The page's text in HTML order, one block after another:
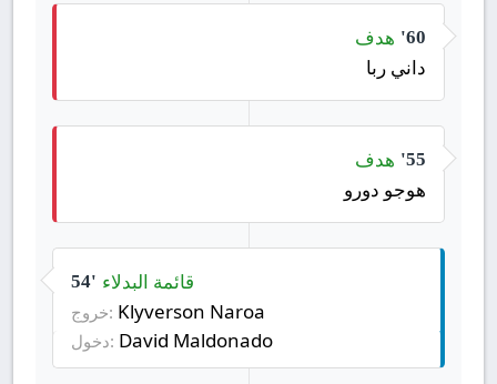
60' هدف
داني ربا
55' هدف
هوجو دورو
54' قائمة البدلاء
خروج: Klyverson Naroa
دخول: David Maldonado